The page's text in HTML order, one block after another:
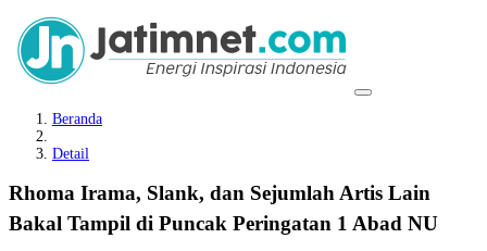
Beranda
Detail
Rhoma Irama, Slank, dan Sejumlah Artis Lain
Bakal Tampil di Puncak Peringatan 1 Abad NU